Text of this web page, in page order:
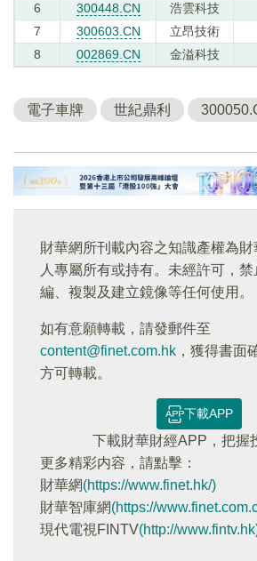
6
300448.CN 浩雲科技
7
300603.CN 立昂技術
8
002869.CN 金溢科技
電子車牌 世紀鼎利
財華網所刊載內容之知識產權為財
人專屬所有或持有。未經許可，
編、複製及建立鏡像等任何使用。
如有意願轉載，請發郵件至
content@finet.com.hk ，獲得書面
方可轉載。
下載APP
下載財華財經APP，把握
更多精彩内容，請點擊：
財華網(https://www.finet.hk/)
財華智庫網(https://
現代電視FINTV(http://